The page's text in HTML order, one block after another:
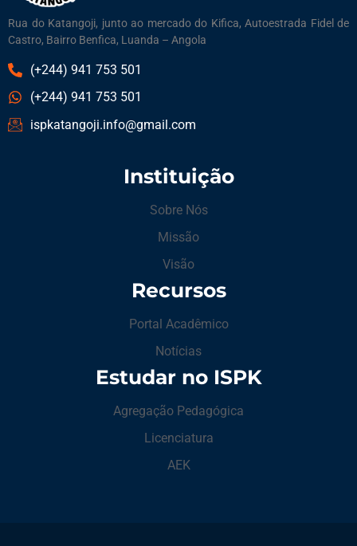
Rua do Katangoji, junto ao mercado do Kifica, Autoestrada Fidel de
Castro, Bairro Benfica, Luanda – Angola
(+244) 941 753 501
(+244) 941 753 501
ispkatangoji.info@gmail.com
Instituição
Sobre Nós
Missão
Visão
Recursos
Portal Acadêmico
Notícias
Estudar no ISPK
Agregação Pedagógica
Licenciatura
AEK